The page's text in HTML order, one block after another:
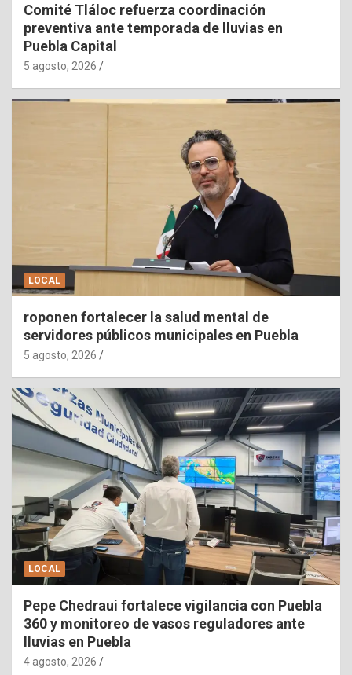
Comité Tláloc refuerza coordinación
preventiva ante temporada de lluvias en
Puebla Capital
5 agosto, 2026
LOCAL
roponen fortalecer la salud mental de
servidores públicos municipales en Puebla
5 agosto, 2026
LOCAL
Pepe Chedraui fortalece vigilancia con Puebla
360 y monitoreo de vasos reguladores ante
lluvias en Puebla
4 agosto, 2026